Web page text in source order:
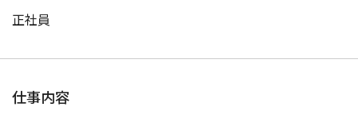
正社員
仕事内容